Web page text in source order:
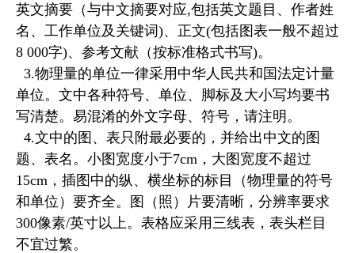
英文摘要（与中文摘要对应,包括英文题目、作者姓
名、工作单位及关键词)、正文(包括图表一般不超过
8 000字)、参考文献（按标准格式书写)。
3.物理量的单位一律采用中华人民共和国法定计量
单位。文中各种符号、单位、脚标及大小写均要书
写清楚。易混淆的外文字母、符号，请注明。
4.文中的图、表只附最必要的，并给出中文的图
题、表名。小图宽度小于7cm，大图宽度不超过
15cm，插图中的纵、横坐标的标目（物理量的符号
和单位）要齐全。图（照）片要清晰，分辨率要求
300像素/英寸以上。表格应采用三线表，表头栏目
不宜过繁。